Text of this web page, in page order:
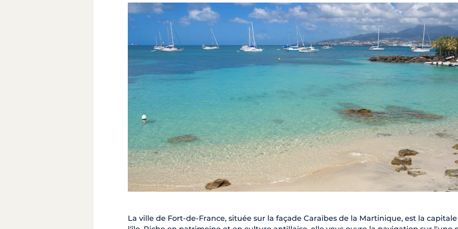
La ville de Fort-de-France, située sur la façade Caraïbes de la Martinique, est la